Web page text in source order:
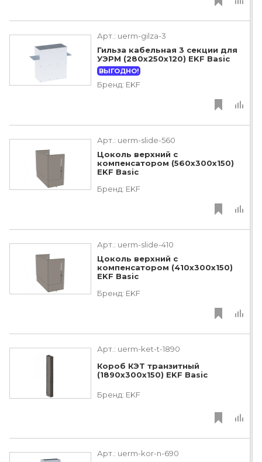
Арт.: uerm-gilza-3
Гильза кабельная 3 секции для
УЭРМ (280х250х120) EKF Basic
ВЫГОДНО!
Бренд: EKF
Арт.: uerm-slide-560
Цоколь верхний с
компенсатором (560х300х150)
EKF Basic
Бренд: EKF
Арт.: uerm-slide-410
Цоколь верхний с
компенсатором (410х300х150)
EKF Basic
Бренд: EKF
Арт.: uerm-ket-t-1890
Короб КЭТ транзитный
(1890х300х150) EKF Basic
Бренд: EKF
Арт.: uerm-kor-n-690